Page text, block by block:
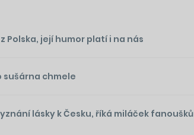
Polska, její humor platí i na nás
sušárna chmele
lásky k Česku, říká miláček fanoušků